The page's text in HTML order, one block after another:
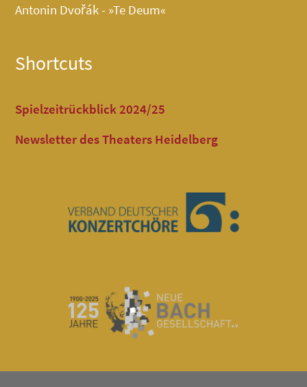
Antonin Dvořák - »Te Deum«
Shortcuts
Spielzeitrückblick 2024/25
Newsletter des Theaters Heidelberg